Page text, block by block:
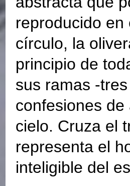
reproducido
círculo, la
principio de
sus ramas -
confesiones
cielo. Cruza el
representa el
inteligible del